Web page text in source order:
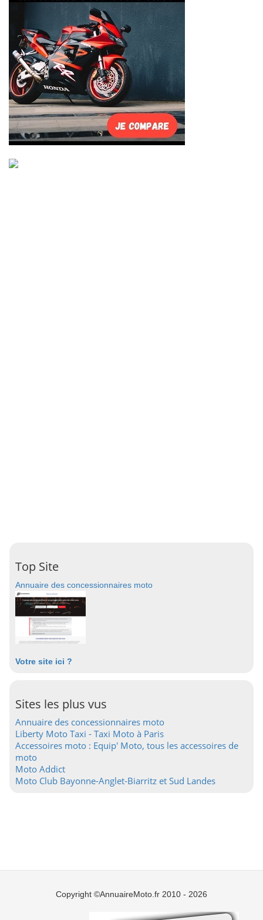
Top Site
Annuaire des concessionnaires moto
Votre site ici ?
Sites les plus vus
Annuaire des concessionnaires moto
Liberty Moto Taxi - Taxi Moto à Paris
Accessoires moto : Equip' Moto, tous les accessoires de
moto
Moto Addict
Moto Club Bayonne-Anglet-Biarritz et Sud Landes
Copyright ©AnnuaireMoto.fr 2010 - 2026